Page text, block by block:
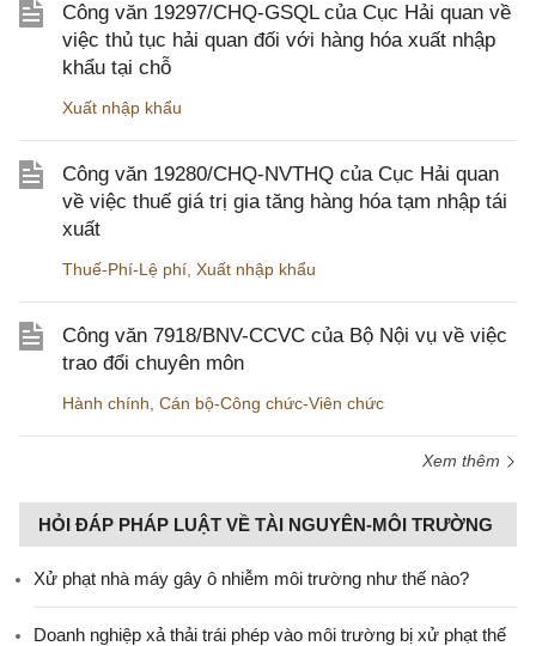
Công văn 19297/CHQ-GSQL của Cục Hải quan về
việc thủ tục hải quan đối với hàng hóa xuất nhập
khẩu tại chỗ
Xuất nhập khẩu
Công văn 19280/CHQ-NVTHQ của Cục Hải quan
về việc thuế giá trị gia tăng hàng hóa tạm nhập tái
xuất
Thuế-Phí-Lệ phí Xuất nhập khẩu
Công văn 7918/BNV-CCVC của Bộ Nội vụ về việc
trao đổi chuyên môn
Hành chính Cán bộ-Công chức-Viên chức
Xem thêm
HỎI ĐÁP PHÁP LUẬT VỀ TÀI NGUYÊN-MÔI TRƯỜNG
Xử phạt nhà máy gây ô nhiễm môi trường như thế nào?
Doanh nghiệp xả thải trái phép vào môi trường bị xử phạt thế